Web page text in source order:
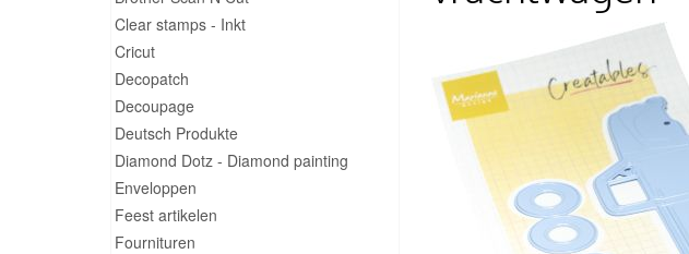
Clear stamps - Inkt
Cricut
Decopatch
Decoupage
Deutsch Produkte
Diamond Dotz - Diamond painting
Enveloppen
Feest artikelen
Fournituren